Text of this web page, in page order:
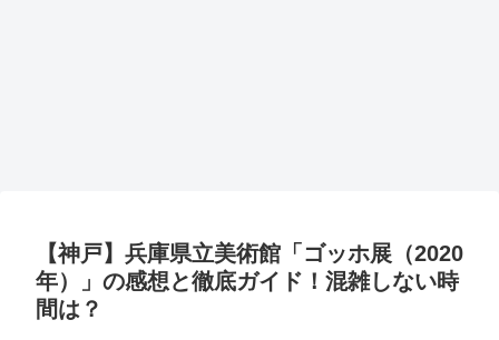
【神戸】兵庫県立美術館「ゴッホ展（2020
年）」の感想と徹底ガイド！混雑しない時
間は？